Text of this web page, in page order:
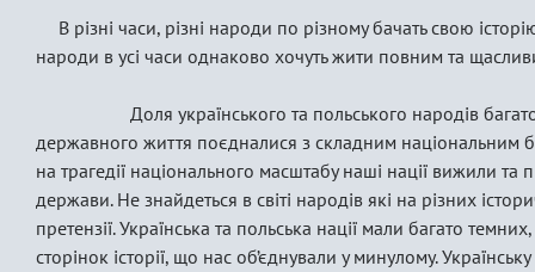
В різні часи, різні народи по різному бачать свою
народи в усі часи однаково хочуть жити повним та
Доля українського та польського народів багато
державного життя поєдналися з складним національним
на трагедії національного масштабу наші нації вижили
держави. Не знайдеться в світі народів які на різних
претензії. Українська та польська нації мали багато
сторінок історії, що нас об’єднували у минулому.